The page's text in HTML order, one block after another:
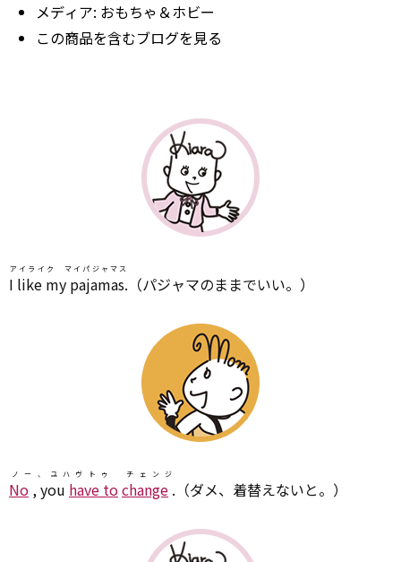
メディア: おもちゃ＆ホビー
この商品を含むブログを見る
I like my pajamas.
アイライク マイパジャマス
（パジャマのままでいい。）
No , you have tochange .
ノー、ユハヴトゥ チェンジ
（ダメ、着替えないと。）